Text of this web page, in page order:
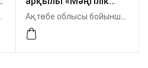
елге» қадам басу
факторларын
педагогикалық